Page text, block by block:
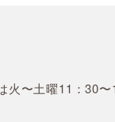
〜土曜11：30